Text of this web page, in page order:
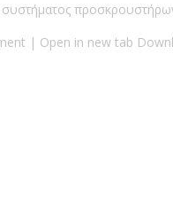
| Open in new tab